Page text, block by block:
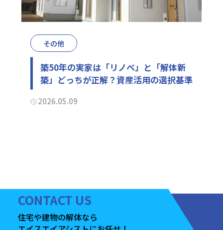
その他
築50年の実家は「リノベ」と「解体新
築」どっちが正解？資産活用の選択基準
2026.05.09
CONTACT US
住宅や建物の解体なら